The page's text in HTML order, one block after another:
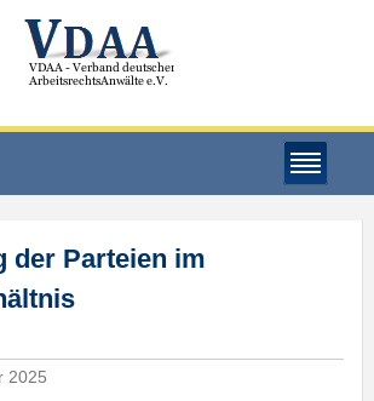
der Parteien im
2025